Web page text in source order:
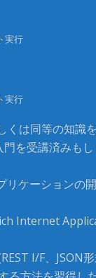
実行
実行
くは同等の知識
門を受講済みも
リケーションの
Internet
I/F、JSON